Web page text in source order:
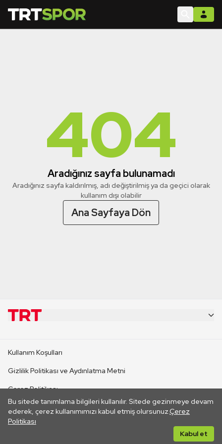
404
Aradığınız sayfa bulunamadı
Aradığınız sayfa kaldırılmış, adı değiştirilmiş ya da geçici olarak
kullanım dışı olabilir
Ana Sayfaya Dön
Bu sitede tanımlama bilgileri kullanılır. Sitede gezinmeye devam
ederek, çerez kullanımımızı kabul etmiş olursunuz.Çerez
Politikası
Kabul et
CANLI YAYINLAR
Kullanım Koşulları
Gizlilik Politikası ve Aydınlatma Metni
Çerez Politikası
İletişim
Her hakkı saklıdır. ©2026 TRT. Bağlantı yoluyla gidilen dış